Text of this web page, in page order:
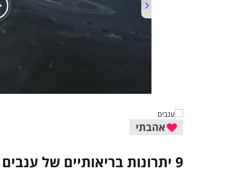
אהבתי
9 יתרונות בריאותיים של ענבים